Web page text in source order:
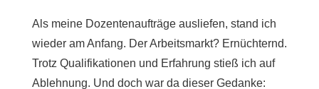
Als meine Dozentenaufträge ausliefen, stand ich
wieder am Anfang. Der Arbeitsmarkt? Ernüchternd.
Trotz Qualifikationen und Erfahrung stieß ich auf
Ablehnung. Und doch war da dieser Gedanke: